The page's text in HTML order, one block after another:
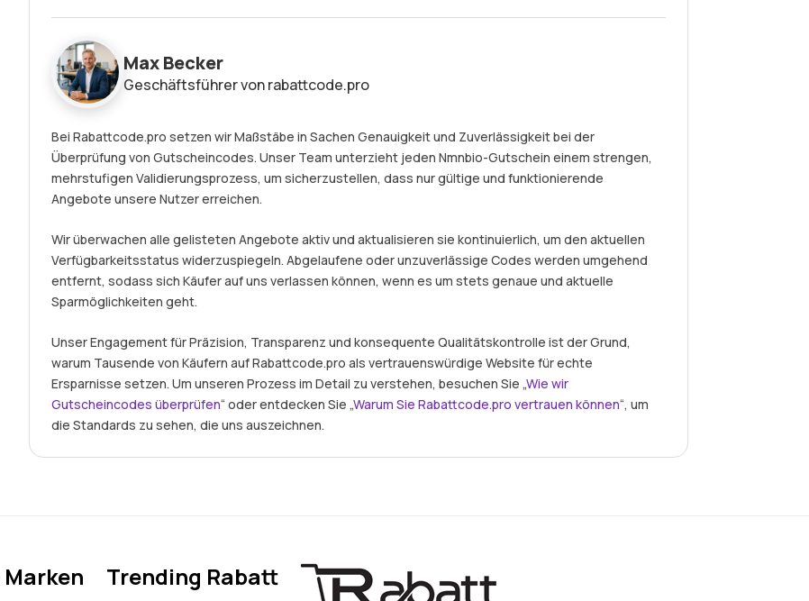
Max Becker
Geschäftsführer von rabattcode.pro
Bei Rabattcode.pro setzen wir Maßstäbe in Sachen Genauigkeit und Zuverlässigkeit bei der
Überprüfung von Gutscheincodes. Unser Team unterzieht jeden Nmnbio-Gutschein einem strengen,
mehrstufigen Validierungsprozess, um sicherzustellen, dass nur gültige und funktionierende
Angebote unsere Nutzer erreichen.
Wir überwachen alle gelisteten Angebote aktiv und aktualisieren sie kontinuierlich, um den aktuellen
Verfügbarkeitsstatus widerzuspiegeln. Abgelaufene oder unzuverlässige Codes werden umgehend
entfernt, sodass sich Käufer auf uns verlassen können, wenn es um stets genaue und aktuelle
Sparmöglichkeiten geht.
Unser Engagement für Präzision, Transparenz und konsequente Qualitätskontrolle ist der Grund,
warum Tausende von Käufern auf Rabattcode.pro als vertrauenswürdige Website für echte
Ersparnisse setzen. Um unseren Prozess im Detail zu verstehen, besuchen Sie „Wie wir
Gutscheincodes überprüfen“ oder entdecken Sie „Warum Sie Rabattcode.pro vertrauen können“, um
die Standards zu sehen, die uns auszeichnen.
Trending Rabatt